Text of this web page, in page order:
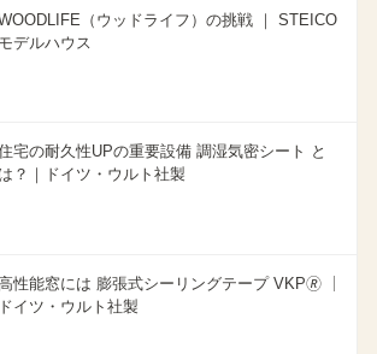
（ウッドライフ）の挑戦 ｜ STEICO
モデルハウス
宅の耐久性UPの重要設備 調湿気密シート と
は？｜ドイツ・ウルト社製
性能窓には 膨張式シーリングテープ VKP🄬 ｜
ドイツ・ウルト社製